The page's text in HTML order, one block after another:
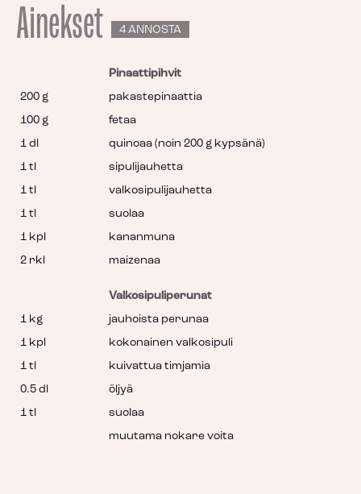
Ainekset 4 ANNOSTA
Pinaattipihvit
pakastepinaattia
200 g
fetaa
100 g
quinoaa (noin 200 g kypsänä)
1 dl
sipulijauhetta
1 tl
valkosipulijauhetta
1 tl
suolaa
1 tl
kananmuna
1 kpl
maizenaa
2 rkl
Valkosipuliperunat
jauhoista perunaa
1 kg
kokonainen valkosipuli
1 kpl
kuivattua timjamia
1 tl
öljyä
0.5 dl
suolaa
1 tl
muutama nokare voita